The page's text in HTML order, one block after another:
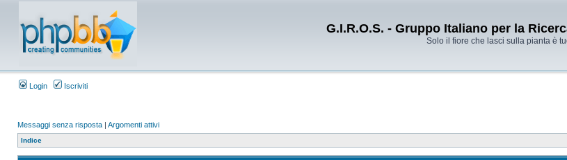
G.I.R.O.S. - Gruppo Italiano per la
Solo il fiore che lasci sulla pianta è
Login Iscriviti
Messaggi senza risposta | Argomenti attivi
Indice